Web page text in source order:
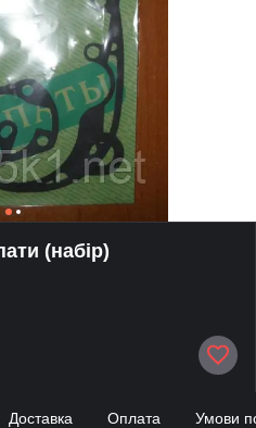
(набір)
Доставка Оплата Умови